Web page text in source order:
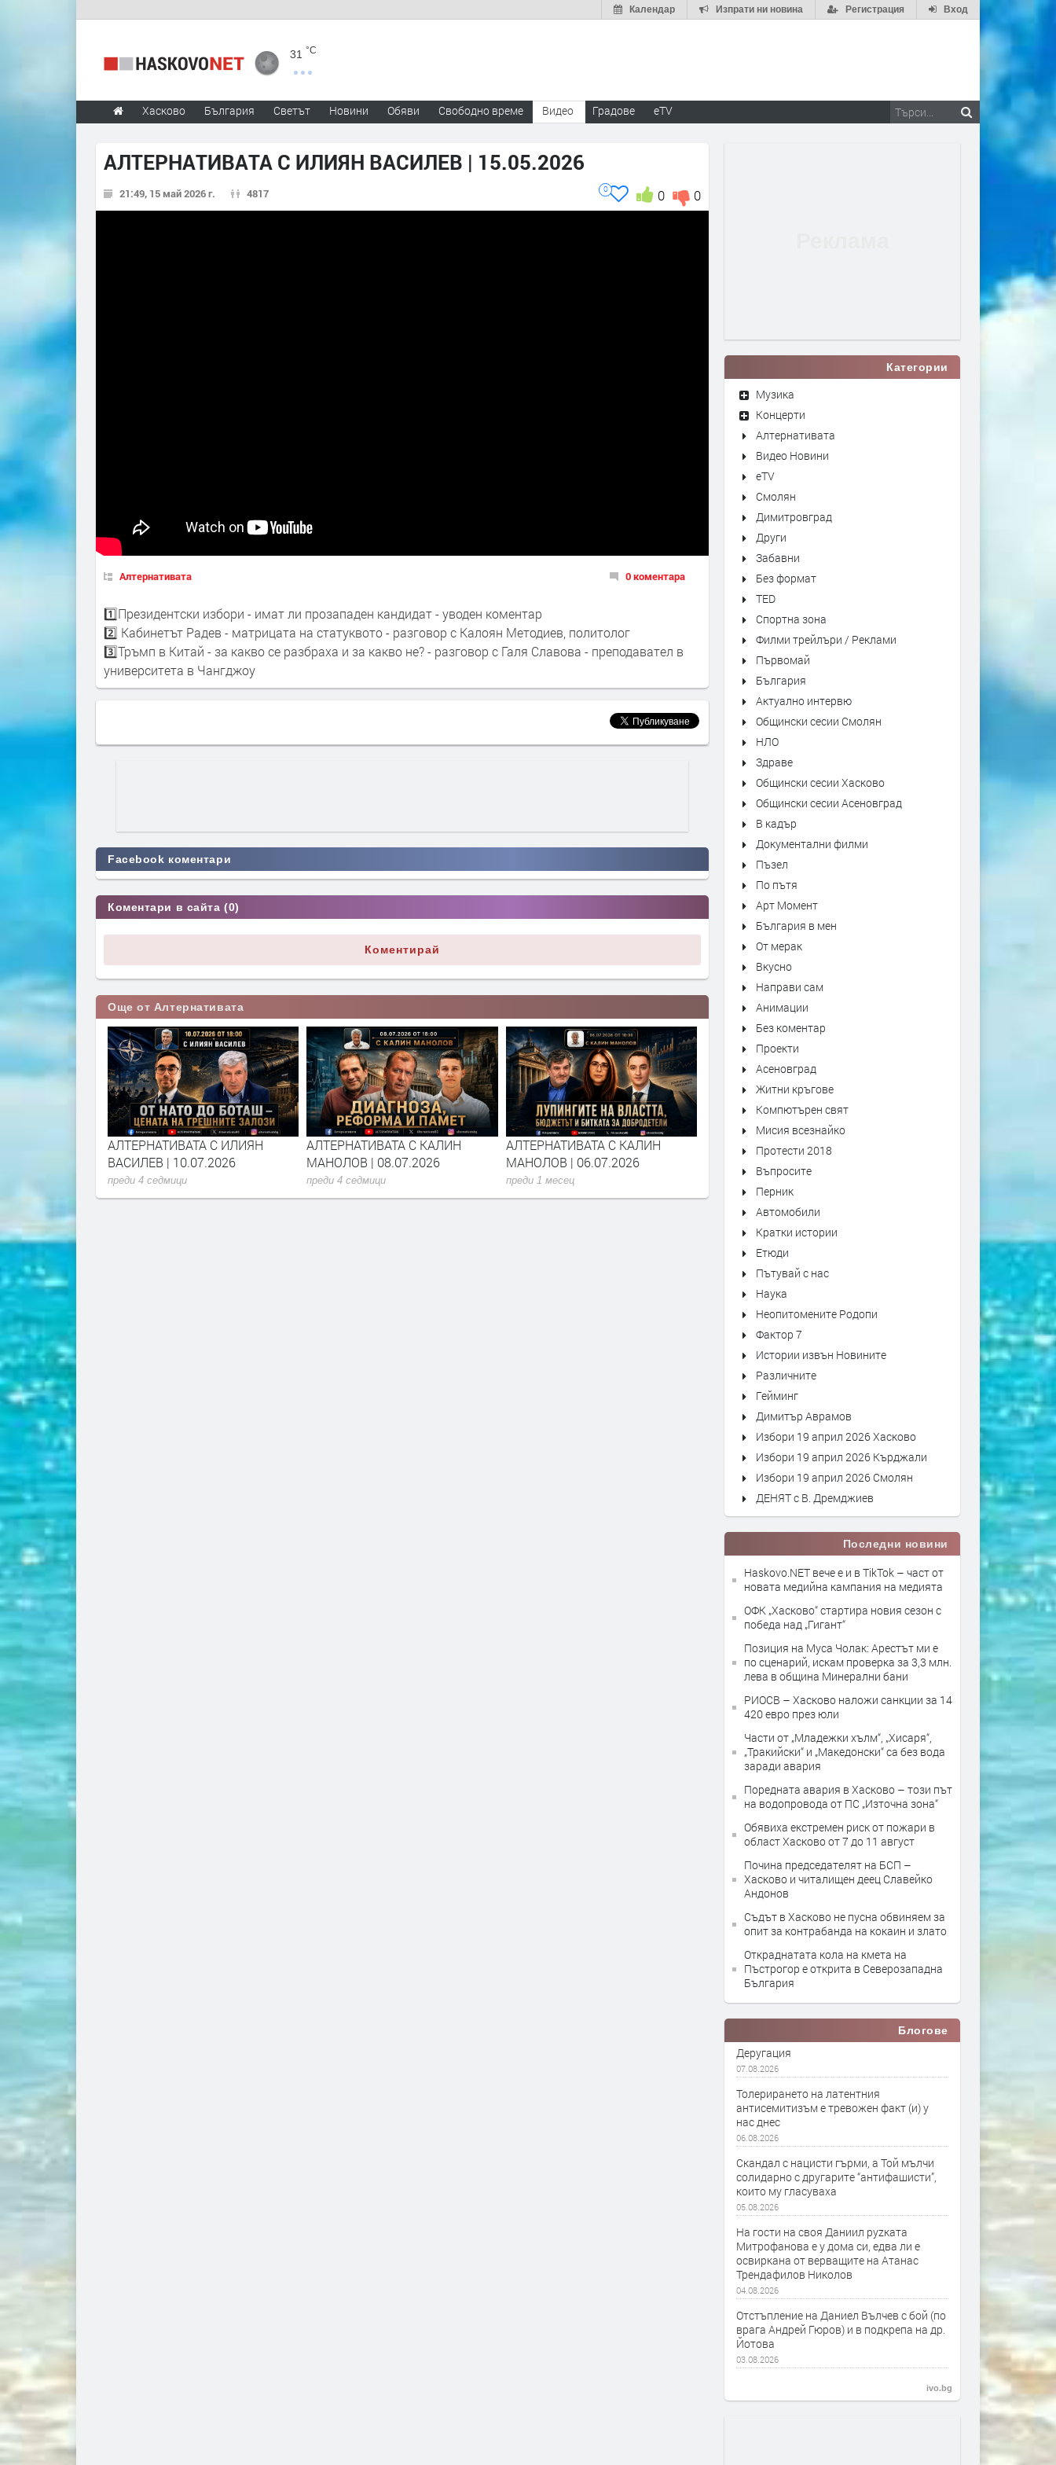
Вход
Регистрация
Изпрати ни новина
Календар
31 °C
Хасково България Светът Новини Обяви Свободно време Видео Градове eTV
АЛТЕРНАТИВАТА С ИЛИЯН ВАСИЛЕВ | 15.05.2026
21:49, 15 май 2026 г. 4817 0
0
0
Алтернативата 0 коментара
1️⃣Президентски избори - имат ли прозападен кандидат - уводен коментар
2️⃣ Кабинетът Радев - матрицата на статуквото - разговор с Калоян Методиев, политолог
3️⃣Тръмп в Китай - за какво се разбраха и за какво не? - разговор с Галя Славова - преподавател в
университета в Чангджоу
Facebook коментари
Коментари в сайта (0)
Коментирай
Още от Алтернативата
АЛТЕРНАТИВАТА С ИЛИЯН
ВАСИЛЕВ | 10.07.2026
преди 4 седмици
АЛТЕРНАТИВАТА С КАЛИН
МАНОЛОВ | 08.07.2026
преди 4 седмици
АЛТЕРНАТИВАТА С КАЛИН
МАНОЛОВ | 06.07.2026
преди 1 месец
АЛТЕРНАТИВАТА С ИЛИЯН
ВАСИЛЕВ | 03.07.2026
Категории
Музика
Концерти
Алтернативата
Видео Новини
eTV
Смолян
Димитровград
Други
Забавни
Без формат
TED
Спортна зона
Филми трейлъри / Реклами
Първомай
България
Актуално интервю
Общински сесии Смолян
НЛО
Здраве
Общински сесии Хасково
Общински сесии Асеновград
В кадър
Документални филми
Пъзел
По пътя
Арт Момент
България в мен
От мерак
Вкусно
Направи сам
Анимации
Без коментар
Проекти
Асеновград
Житни кръгове
Компютърен свят
Мисия всезнайко
Протести 2018
Въпросите
Перник
Автомобили
Кратки истории
Етюди
Пътувай с нас
Наука
Неопитомените Родопи
Фактор 7
Истории извън Новините
Различните
Гейминг
Димитър Аврамов
Избори 19 април 2026 Хасково
Избори 19 април 2026 Кърджали
Избори 19 април 2026 Смолян
ДЕНЯТ с В. Дремджиев
Последни новини
Haskovo.NET вече е и в TikTok – част от
новата медийна кампания на медията
ОФК „Хасково“ стартира новия сезон с
победа над „Гигант“
Позиция на Муса Чолак: Арестът ми е
по сценарий, искам проверка за 3,3 млн.
лева в община Минерални бани
РИОСВ – Хасково наложи санкции за 14
420 евро през юли
Части от „Младежки хълм“, „Хисаря“,
„Тракийски“ и „Македонски“ са без вода
заради авария
Поредната авария в Хасково – този път
на водопровода от ПС „Източна зона“
Обявиха екстремен риск от пожари в
област Хасково от 7 до 11 август
Почина председателят на БСП –
Хасково и читалищен деец Славейко
Андонов
Съдът в Хасково не пусна обвиняем за
опит за контрабанда на кокаин и злато
Откраднатата кола на кмета на
Пъстрогор е открита в Северозападна
България
Блогове
Деругация
07.08.2026
Толерирането на латентния
антисемитизъм е тревожен факт (и) у
нас днес
06.08.2026
Скандал с нацисти гърми, а Той мълчи
солидарно с другарите “антифашисти”,
които му гласуваха
05.08.2026
На гости на своя Даниил руzката
Митрофанова е у дома си, едва ли е
освиркана от верващите на Атанас
Трендафилов Николов
04.08.2026
Отстъпление на Даниел Вълчев с бой (по
врага Андрей Гюров) и в подкрепа на др.
Йотова
03.08.2026
ivo.bg